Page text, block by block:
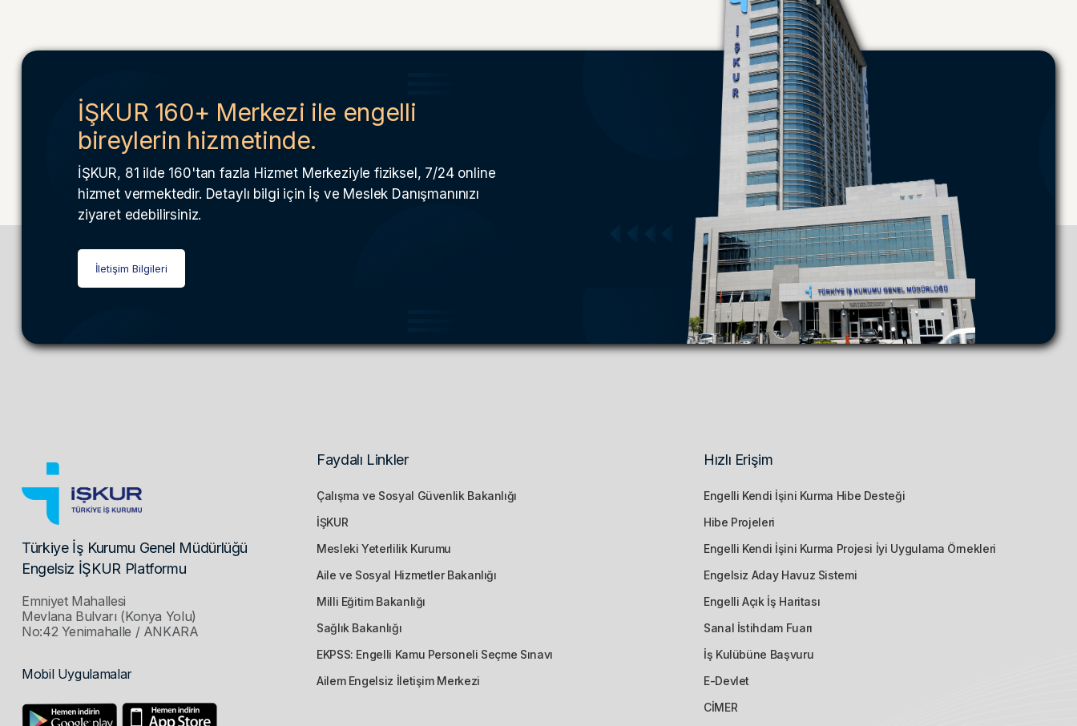
İŞKUR 160+ Merkezi ile engelli
bireylerin hizmetinde.
İŞKUR, 81 ilde 160'tan fazla Hizmet Merkeziyle fiziksel, 7/24 online
hizmet vermektedir. Detaylı bilgi için İş ve Meslek Danışmanınızı
ziyaret edebilirsiniz.
İletişim Bilgileri
Türkiye İş Kurumu Genel Müdürlüğü
Engelsiz İŞKUR Platformu
Emniyet Mahallesi
Mevlana Bulvarı (Konya Yolu)
No:42 Yenimahalle / ANKARA
Mobil Uygulamalar
Faydalı Linkler
Çalışma ve Sosyal Güvenlik Bakanlığı
İŞKUR
Mesleki Yeterlilik Kurumu
Aile ve Sosyal Hizmetler Bakanlığı
Milli Eğitim Bakanlığı
Sağlık Bakanlığı
EKPSS: Engelli Kamu Personeli Seçme Sınavı
Ailem Engelsiz İletişim Merkezi
Hızlı Erişim
Engelli Kendi İşini Kurma Hibe Desteği
Hibe Projeleri
Engelli Kendi İşini Kurma Projesi İyi Uygulama Örnekleri
Engelsiz Aday Havuz Sistemi
Engelli Açık İş Haritası
Sanal İstihdam Fuarı
İş Kulübüne Başvuru
E-Devlet
CİMER